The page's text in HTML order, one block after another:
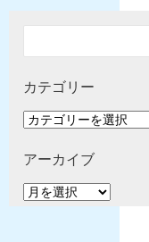
カテゴリー
カ
ゴ
ー
アーカイブ
ア